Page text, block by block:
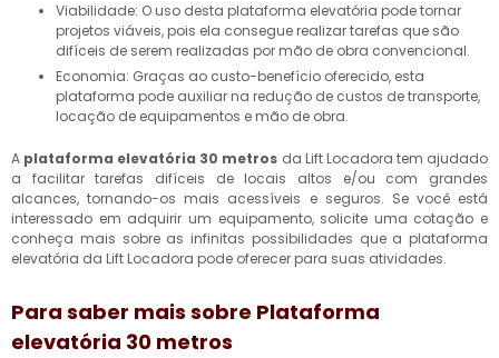
Viabilidade: O uso desta plataforma elevatória pode tornar
projetos viáveis, pois ela consegue realizar tarefas que são
difíceis de serem realizadas por mão de obra convencional.
Economia: Graças ao custo-benefício oferecido, esta
plataforma pode auxiliar na redução de custos de transporte,
locação de equipamentos e mão de obra.
A plataforma elevatória 30 metros da Lift Locadora tem ajudado
a facilitar tarefas difíceis de locais altos e/ou com grandes
alcances, tornando-os mais acessíveis e seguros. Se você está
interessado em adquirir um equipamento, solicite uma cotação e
conheça mais sobre as infinitas possibilidades que a plataforma
elevatória da Lift Locadora pode oferecer para suas atividades.
Para saber mais sobre Plataforma
elevatória 30 metros